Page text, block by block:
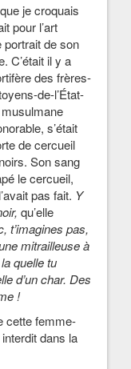
je croquais
pour l’art
portrait de son
C’était il y a
des frères-
de-l’État-
s’était
de cercueil
Son sang
le cercueil,
pas fait. Y
qu’elle
t’imagines pas,
mitrailleuse à
quelle tu
d’un char. Des
!
cette femme-
dans la